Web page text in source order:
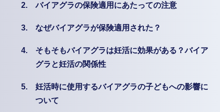
2. バイアグラの保険適用にあたっての注意
3. なぜバイアグラが保険適用された？
4.
そもそもバイアグラは妊活に効果がある？バイア
グラと妊活の関係性
5.
妊活時に使用するバイアグラの子どもへの影響に
ついて